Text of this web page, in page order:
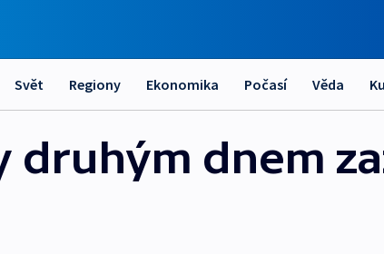
Svět Regiony Ekonomika Počasí Věda
druhým dnem